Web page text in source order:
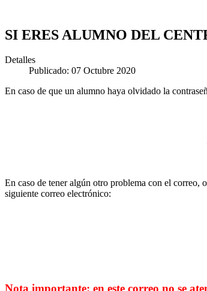
SI ERES ALUMNO DEL
Detalles
Publicado: 07 Octubre 2020
En caso de que un alumno haya olvidado la
En caso de tener algún otro problema con el correo,
siguiente correo electrónico:
Nota importante: en este correo no se